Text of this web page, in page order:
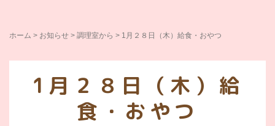
ホーム > お知らせ > 調理室から > 1月２８日（木）給食・おやつ
1月２８日（木）給
食・おやつ